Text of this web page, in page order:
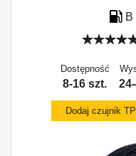
B
Dostępność
8-16 szt.
Dodaj czujnik